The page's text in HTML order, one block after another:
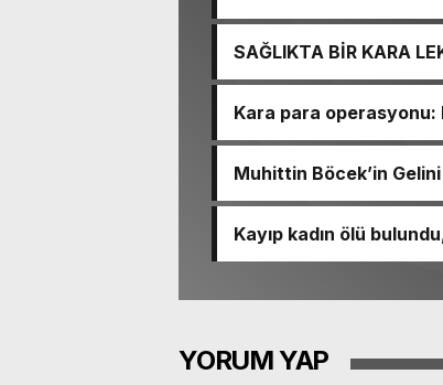
İŞİTME MERKEZİ’NİN
SAĞLIKTA BİR KARA
TACİRLİĞİ
Kara para operasyonu:
Muhittin Böcek’in Gelini
Kayıp kadın ölü
YORUM YAP